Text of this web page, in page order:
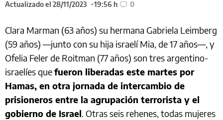
Actualizado el 28/11/2023
19:56 h 0
Clara Marman (63 años) su hermana Gabriela Leimberg
(59 años) —junto con su hija israelí Mia, de 17 años—, y
Ofelia Feler de Roitman (77 años) son tres argentino-
israelíes quefueron liberadas este martes por
Hamas, en otra jornada de intercambio de
prisioneros entre la agrupación terrorista y el
gobierno de Israel. Otras seis rehenes, todas mujeres